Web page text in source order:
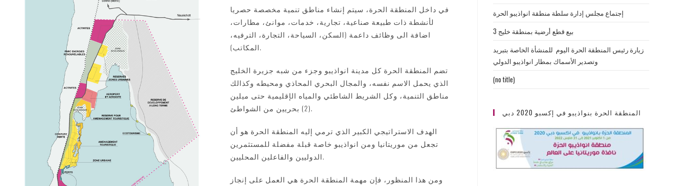
في داخل المنطقة الحرة، سيتم إنشاء مناطق تنمية مخصصة حصريا
لأنشطة ذات طبيعة صناعية، تجارية، خدمات، موانئ، مطارات،
اضافة الى وظائف داعمة (السكن، السياحة، التجارة، الترفيه،
المكاتب).
تضم المنطقة الحرة كل مدينة انواذيبو وجزء من شبه جزيرة الخليج
الذي يحمل الاسم نفسه، والمجال البحري المحاذي ومحيطه وكذالك
مناطق التنمية، وكل الشريط الشاطئي والمياه الإقليمية حتى ميلين
(2) بحريين من الشواطئ.
الهدف الاستراتيجي الكبير الذي ترمي إليه المنطقة الحرة هو أن
تجعل من موريتانيا ومن انواذيبو خاصة قبلة مفضلة للمستثمرين
الدوليين والفاعلين المحليين.
ومن هذا المنظور، فإن مهمة المنطقة الحرة هي العمل على إنجاز
إجتماع مجلس إدارة سلطة منطقة انواذيبو الحرة
بيع قطع أرضية بمنطقة خليج 3
زيارة رئيس المنطقة الحرة اليوم للمنشأة الخاصة بتبريد
وتصدير الأسماك بمطار انواذيبو الدولي
(no title)
المنطقة الحرة بنواذيبو في إكسبو 2020 دبي